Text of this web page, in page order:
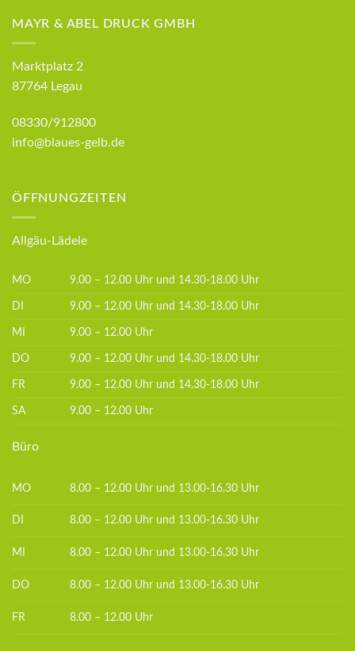
MAYR & ABEL DRUCK GMBH
Marktplatz 2
87764 Legau
08330/912800
info@blaues-gelb.de
ÖFFNUNGZEITEN
Allgäu-Lädele
MO 9.00 – 12.00 Uhr und 14.30-18.00 Uhr
DI 9.00 – 12.00 Uhr und 14.30-18.00 Uhr
MI 9.00 – 12.00 Uhr
DO 9.00 – 12.00 Uhr und 14.30-18.00 Uhr
FR 9.00 – 12.00 Uhr und 14.30-18.00 Uhr
SA 9.00 – 12.00 Uhr
Büro
MO 8.00 – 12.00 Uhr und 13.00-16.30 Uhr
DI 8.00 – 12.00 Uhr und 13.00-16.30 Uhr
MI 8.00 – 12.00 Uhr und 13.00-16.30 Uhr
DO 8.00 – 12.00 Uhr und 13.00-16.30 Uhr
FR 8.00 – 12.00 Uhr